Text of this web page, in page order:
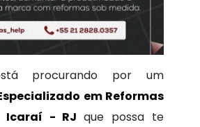
procurando por um
em Reformas
Icaraí - RJque possa te